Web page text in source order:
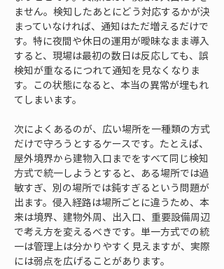
ません。検知したあとにどう対応するかが決
まっていなければ、通知はただ増えるだけで
す。特に夜間や休日の運用が曖昧なまま導入
すると、現場は最初の数日は反応しても、誤
検知が重なるにつれて通知を見なくなりま
す。この状態になると、本当の異常が埋もれ
てしまいます。
次によくあるのが、広い場所を一種類の方式
だけで守ろうとするケースです。たとえば、
屋外境界から建物入口までをすべて同じ検知
方式で統一しようとすると、ある場所では過
敏すぎ、別の場所では鈍すぎるという問題が
出ます。侵入経路は場所ごとに違うため、本
来は境界、建物外周、出入口、重要設備周辺
で考え方を変えるべきです。単一方式での統
一は管理上は分かりやすく見えますが、実際
には弱点を広げることがあります。